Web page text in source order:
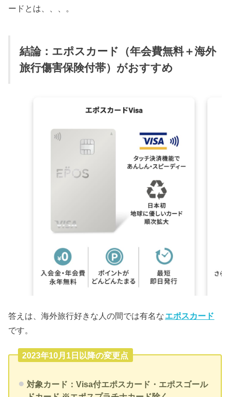
ードとは、、、。
結論：エポスカード（年会費無料＋海外
旅行傷害保険付帯）がおすすめ
答えは、海外旅行好きな人の間では有名なエポスカード
です。
2023年10月1日以降の変更点
対象カード：Visa付エポスカード・エポスゴール